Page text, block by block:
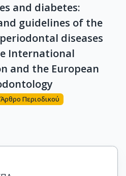
and diabetes:
guidelines of the
diseases
International
and the European
Περιοδικού